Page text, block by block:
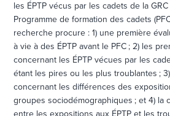
les ÉPTP vécus par les cadets de la
Programme de formation des cadets
recherche procure : 1) une première
à vie à des ÉPTP avant le PFC ; 2) les
concernant les ÉPTP vécues par les
étant les pires ou les plus troublantes ;
concernant les différences des
groupes sociodémographiques ; et 4) la